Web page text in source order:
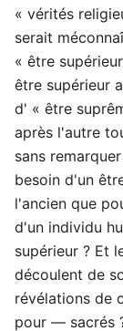
« vérités
serait
« être
être supérieur
d' « être
après l'autre
sans
besoin d'un
l'ancien que
d'un individu
supérieur ? Et
découlent de
révélations de
pour — sacrés